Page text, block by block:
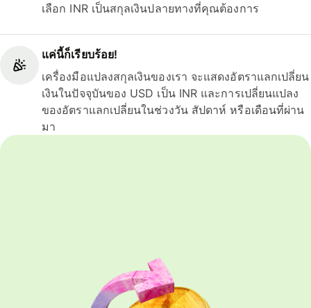
เลือก INR เป็นสกุลเงินปลายทางที่คุณต้องการ
แค่นี้ก็เรียบร้อย!
เครื่องมือแปลงสกุลเงินของเรา จะแสดงอัตราแลกเปลี่ยน
เงินในปัจจุบันของ USD เป็น INR และการเปลี่ยนแปลง
ของอัตราแลกเปลี่ยนในช่วงวัน สัปดาห์ หรือเดือนที่ผ่าน
มา